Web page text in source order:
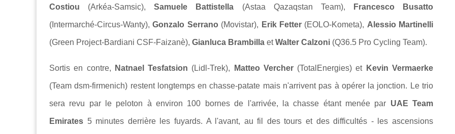
Costiou (Arkéa-Samsic),Samuele Battistella (Astaa Qazaqstan Team), Francesco Busatto
(Intermarché-Circus-Wanty),Gonzalo Serrano (Movistar), Erik Fetter(EOLO-Kometa), Alessio Martinelli
(Green Project-Bardiani CSF-Faizanè), Gianluca Brambilla etWalter Calzoni (Q36.5 Pro Cycling Team).
Sortis en contre, NatnaelTesfatsion (Lidl-Trek), Matteo Vercher(TotalEnergies) et Kevin Vermaerke
(Team dsm-firmenich) restent longtemps en chasse-patate mais n'arrivent pas à opérer la jonction. Le trio
sera revu par le peloton à environ 100 bornes de l'arrivée, la chasse étant menée par UAE Team
Emirates 5 minutes derrière les fuyards. A l'avant, au fil des tours et des difficultés - les ascensions